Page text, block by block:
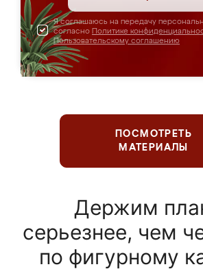
Я соглашаюсь на передачу
согласно Политике
Пользовательскому соглашению
ПОСМОТРЕТЬ
МАТЕРИАЛЫ
Держим
серьезнее, чем
по фигурному